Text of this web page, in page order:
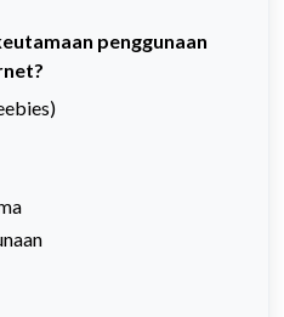
penggunaan